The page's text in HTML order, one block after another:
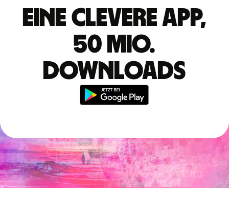
Eine clevere App,
50 Mio.
Downloads